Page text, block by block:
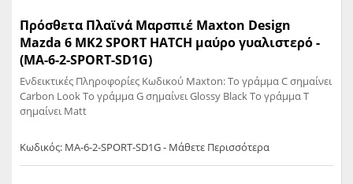
Πρόσθετα Πλαϊνά Μαρσπιέ Maxton Design
Mazda 6 MK2 SPORT HATCH μαύρο γυαλιστερό -
(MA-6-2-SPORT-SD1G)
Ενδεικτικές Πληροφορίες Κωδικού Maxton: Το γράμμα C σημαίνει
Carbon Look Το γράμμα G σημαίνει Glossy Black Το γράμμα T
σημαίνει Matt
Κωδικός: MA-6-2-SPORT-SD1G - Μάθετε Περισσότερα